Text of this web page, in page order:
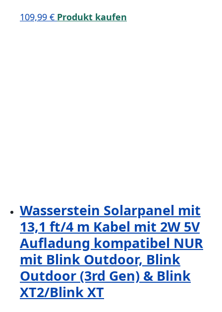
109,99 € Produkt kaufen
Wasserstein Solarpanel mit
13,1 ft/4 m Kabel mit 2W 5V
Aufladung kompatibel NUR
mit Blink Outdoor, Blink
Outdoor (3rd Gen) & Blink
XT2/Blink XT